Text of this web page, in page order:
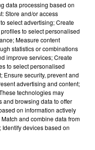
Pyrénées
data processing based on
Store and/or access
select advertising; Create
to select personalised
Measure content
statistics or combinations
improve services; Create
to select personalised
Ensure security, prevent and
advertising and content;
technologies may
and browsing data to offer
on information actively
and combine data from
devices based on